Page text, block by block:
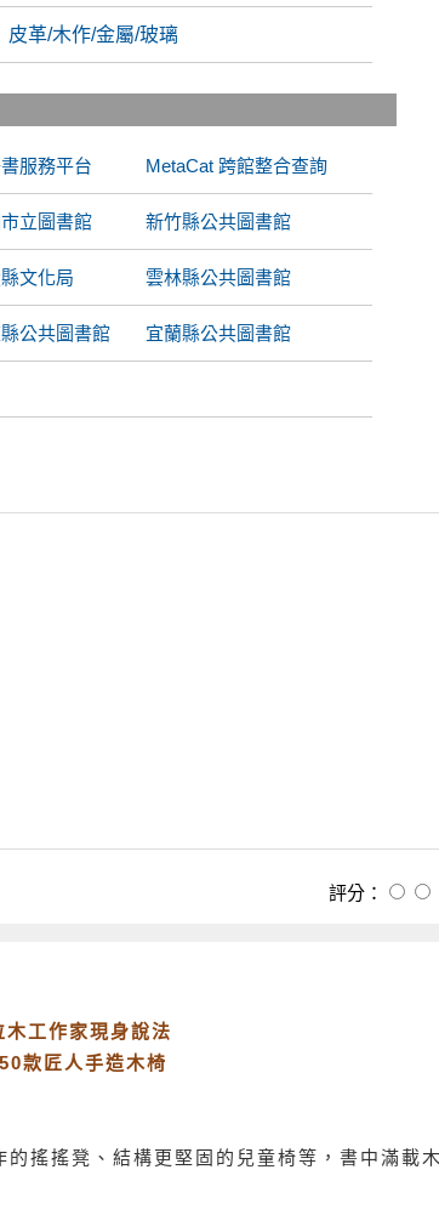
皮革/木作/金屬/玻璃
服務平台 MetaCat 跨館整合查詢
立圖書館 新竹縣公共圖書館
文化局 雲林縣公共圖書館
公共圖書館 宜蘭縣公共圖書館
評分：
工作家現身說法
款匠人手造木椅
搖搖凳、結構更堅固的兒童椅等，書中滿載